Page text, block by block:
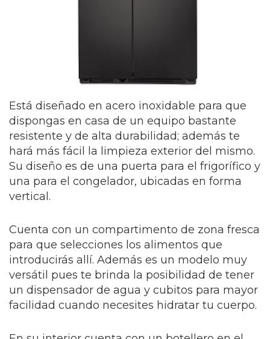
Está diseñado en acero inoxidable para que
dispongas en casa de un equipo bastante
resistente y de alta durabilidad; además te
hará más fácil la limpieza exterior del mismo.
Su diseño es de una puerta para el frigorífico y
una para el congelador, ubicadas en forma
vertical.
Cuenta con un compartimento de zona fresca
para que selecciones los alimentos que
introducirás allí. Además es un modelo muy
versátil pues te brinda la posibilidad de tener
un dispensador de agua y cubitos para mayor
facilidad cuando necesites hidratar tu cuerpo.